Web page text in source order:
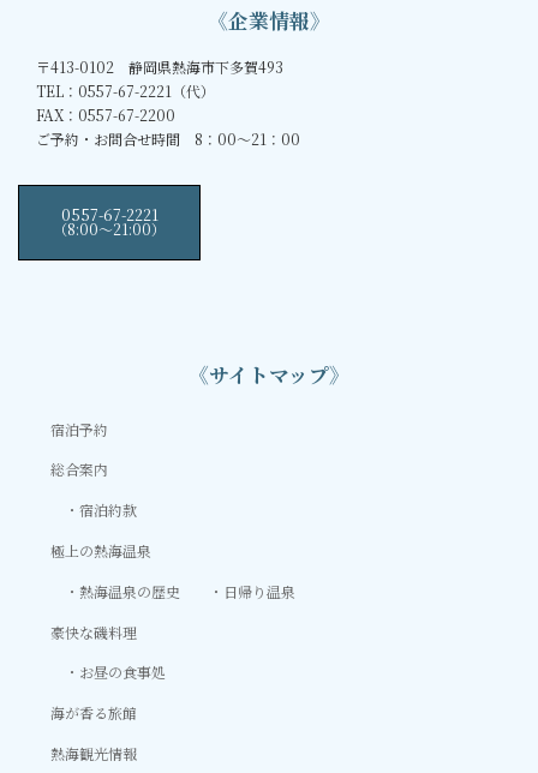
《企業情報》
〒413-0102 静岡県熱海市下多賀493
TEL：0557-67-2221（代）
FAX：0557-67-2200
ご予約・お問合せ時間 8：00～21：00
0557-67-2221
（8:00〜21:00）
《サイトマップ》
宿泊予約
総合案内
宿泊約款
極上の熱海温泉
熱海温泉の歴史
日帰り温泉
豪快な磯料理
お昼の食事処
海が香る旅館
熱海観光情報